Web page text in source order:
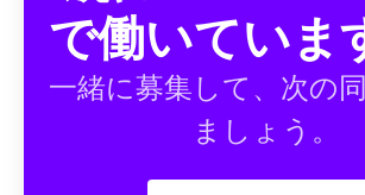
で働いていま
一緒に募集して、次の
ましょう。